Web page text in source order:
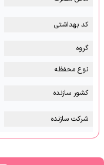
کد بهداشتی
گروه
نوع محفظه
کشور سازنده
شرکت سازنده